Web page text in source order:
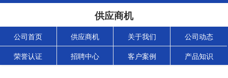
供应商机
公司首页 供应商机 关于我们 公司动态
荣誉认证 招聘中心 客户案例 产品知识